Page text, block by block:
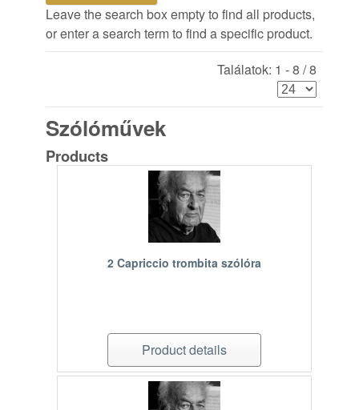
Leave the search box empty to find all products,
or enter a search term to find a specific product.
Találatok: 1 - 8 / 8
Szólóművek
Products
2 Capriccio trombita szólóra
Product details